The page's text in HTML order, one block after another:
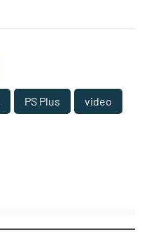
PS Plus video